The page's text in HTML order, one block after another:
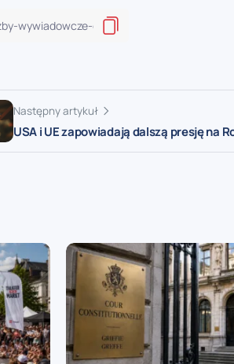
Następny artykuł
USA i UE zapowiadają dalszą presję na